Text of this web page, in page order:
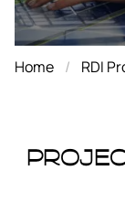
Home RDI